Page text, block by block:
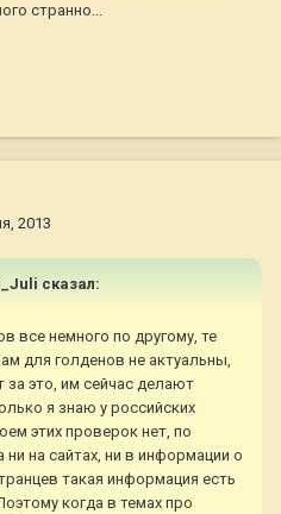
странно...
2013
сказал:
все немного по другому, те
для голденов не актуальны,
за это, им сейчас делают
я знаю у российских
этих проверок нет, по
на сайтах, ни в информации о
такая информация есть
когда в темах про